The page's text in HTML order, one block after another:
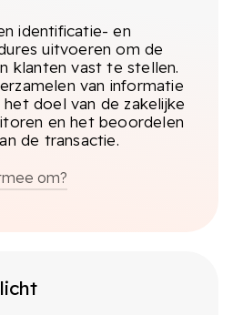
identificatie- en
uitvoeren om de
klanten vast te stellen.
van informatie
doel van de zakelijke
en het beoordelen
de transactie.
om?
bestuurders, de